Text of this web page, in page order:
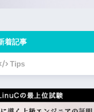
着記事
Tips